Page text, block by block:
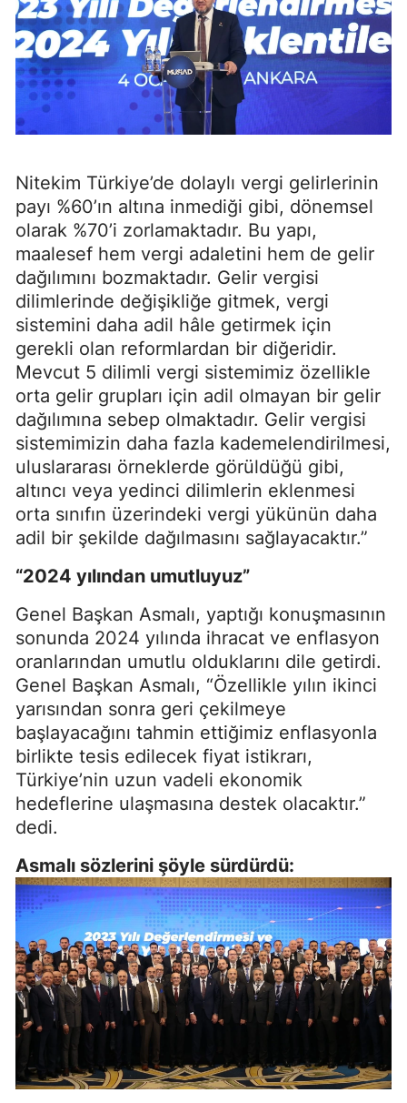
Nitekim Türkiye’de dolaylı vergi gelirlerinin
payı %60’ın altına inmediği gibi, dönemsel
olarak %70’i zorlamaktadır. Bu yapı,
maalesef hem vergi adaletini hem de gelir
dağılımını bozmaktadır. Gelir vergisi
dilimlerinde değişikliğe gitmek, vergi
sistemini daha adil hâle getirmek için
gerekli olan reformlardan bir diğeridir.
Mevcut 5 dilimli vergi sistemimiz özellikle
orta gelir grupları için adil olmayan bir gelir
dağılımına sebep olmaktadır. Gelir vergisi
sistemimizin daha fazla kademelendirilmesi,
uluslararası örneklerde görüldüğü gibi,
altıncı veya yedinci dilimlerin eklenmesi
orta sınıfın üzerindeki vergi yükünün daha
adil bir şekilde dağılmasını sağlayacaktır.”
“2024 yılından umutluyuz”
Genel Başkan Asmalı, yaptığı konuşmasının
sonunda 2024 yılında ihracat ve enflasyon
oranlarından umutlu olduklarını dile getirdi.
Genel Başkan Asmalı, “Özellikle yılın ikinci
yarısından sonra geri çekilmeye
başlayacağını tahmin ettiğimiz enflasyonla
birlikte tesis edilecek fiyat istikrarı,
Türkiye’nin uzun vadeli ekonomik
hedeflerine ulaşmasına destek olacaktır.”
dedi.
Asmalı sözlerini şöyle sürdürdü: